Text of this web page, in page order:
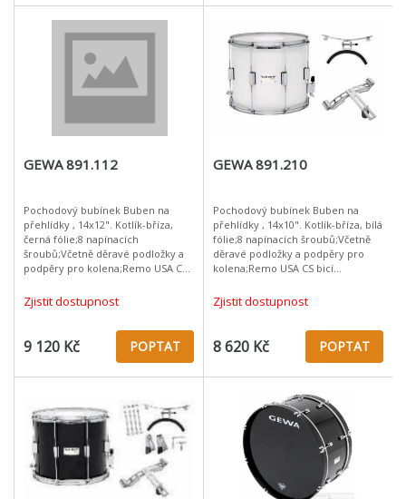
GEWA 891.112
Pochodový bubínek Buben na
přehlídky , 14x12". Kotlík-bříza,
černá fólie;8 napínacích
šroubů;Včetně děravé podložky a
podpěry pro kolena;Remo USA CS
rezonanční blány;Hmotnost: 4,1kg
(14x10"
Zjistit dostupnost
9 120 Kč POPTAT
GEWA 891.210
Pochodový bubínek Buben na
přehlídky , 14x10". Kotlík-bříza, bílá
fólie;8 napínacích šroubů;Včetně
děravé podložky a podpěry pro
kolena;Remo USA CS bicí
rezonanční blány;Hmotnost: 4,1kg
(14x10")
Zjistit dostupnost
8 620 Kč POPTAT